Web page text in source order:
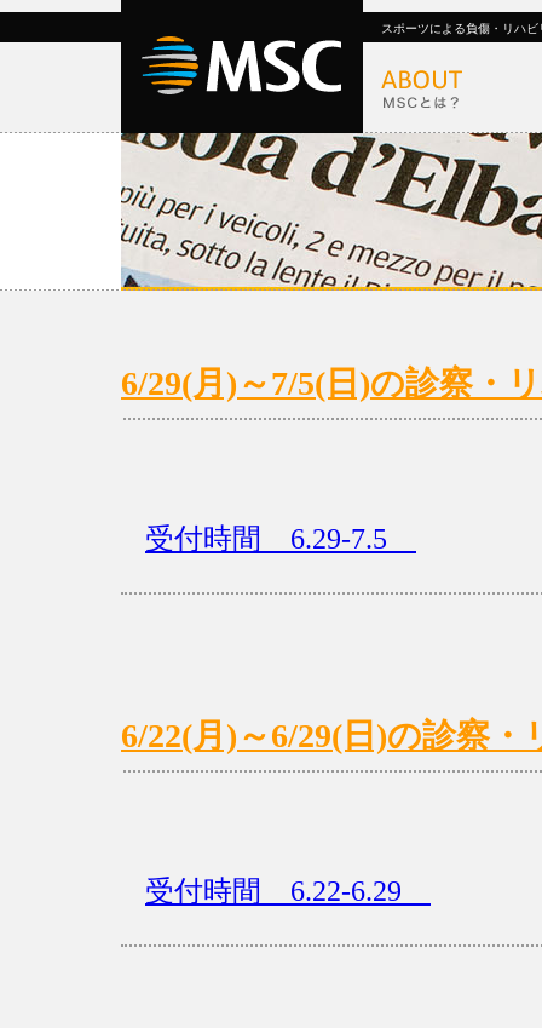
スポーツによる負傷・リハ
6/29(月)～7/5(日)の診察・
受付時間 6.29-7.5
6/22(月)～6/29(日)の診察
受付時間 6.22-6.29